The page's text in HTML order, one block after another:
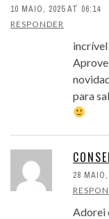
10 MAIO, 2025 AT 06:14
RESPONDER
para
28
Adorei